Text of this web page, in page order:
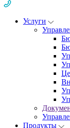
Услуги
Продукты